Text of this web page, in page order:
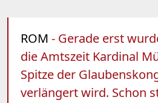
ROM - Gerade erst
die Amtszeit Kardinal
Spitze der
verlängert wird. Schon